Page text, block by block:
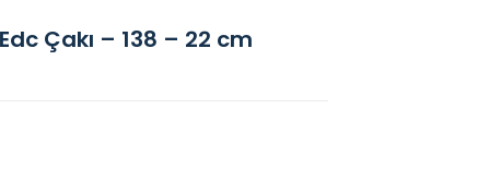
Çakı – 138 – 22 cm